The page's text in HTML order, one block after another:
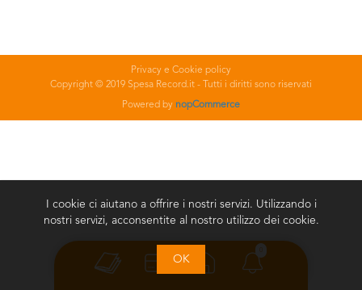
Privacy e Cookie policy
Copyright © 2019 Spesa Record.it - Tutti i diritti sono riservati
Powered by nopCommerce
I cookie ci aiutano a offrire i nostri servizi. Utilizzando i
nostri servizi, acconsentite al nostro utilizzo dei cookie.
OK